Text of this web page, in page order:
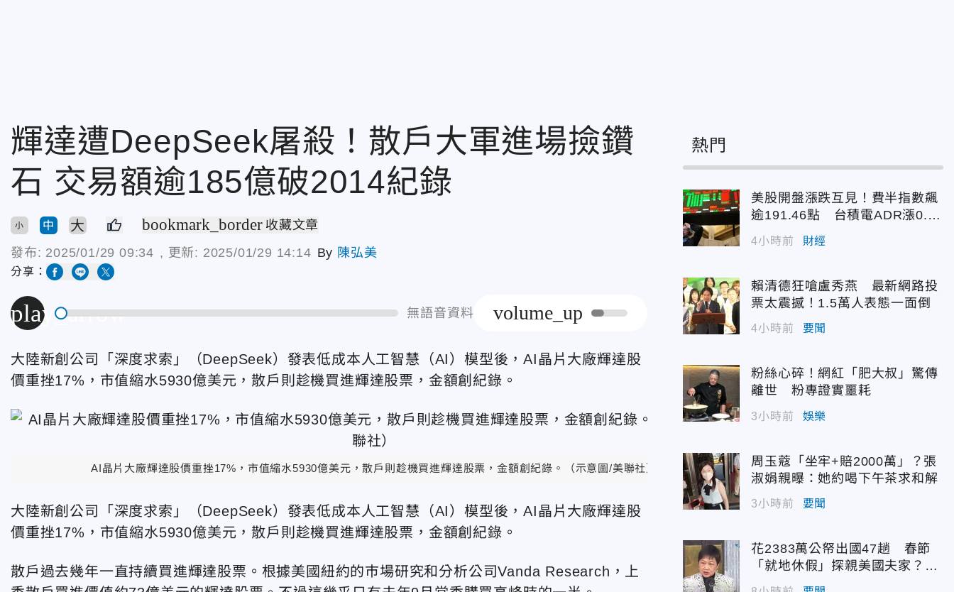
輝達遭DeepSeek屠殺！散戶大軍進場撿鑽
石 交易額逾185億破2014紀錄
小 中 大 bookmark_border 收藏文章
發布: 2025/01/29 09:34 , 更新: 2025/01/29 14:14 By 陳弘美
分享：
play_arrow 無語音資料 volume_up
大陸新創公司「深度求索」（DeepSeek）發表低成本人工智慧（AI）模型後，AI晶片大廠輝達股
價重挫17%，市值縮水5930億美元，散戶則趁機買進輝達股票，金額創紀錄。
AI晶片大廠輝達股價重挫17%，市值縮水5930億美元，散戶則趁機買進輝達股票，金額創紀錄。 （示意圖/美聯社）
大陸新創公司「深度求索」（DeepSeek）發表低成本人工智慧（AI）模型後，AI晶片大廠輝達股
價重挫17%，市值縮水5930億美元，散戶則趁機買進輝達股票，金額創紀錄。
散戶過去幾年一直持續買進輝達股票。根據美國紐約的巿場研究和分析公司Vanda Research，上
熱門
美股開盤漲跌互見！費半指數飆
逾191.46點 台積電ADR漲0.9
3%
4小時前 財經
賴清德狂嗆盧秀燕 最新網路投
票太震撼！1.5萬人表態一面倒
4小時前 要聞
粉絲心碎！網紅「肥大叔」驚傳
離世 粉專證實噩耗
3小時前 娛樂
周玉蔻「坐牢+賠2000萬」？張
淑娟親曝：她約喝下午茶求和解
3小時前 要聞
花2383萬公帑出國47趟 春節
「就地休假」探親美國夫家？徐
佳青回應了